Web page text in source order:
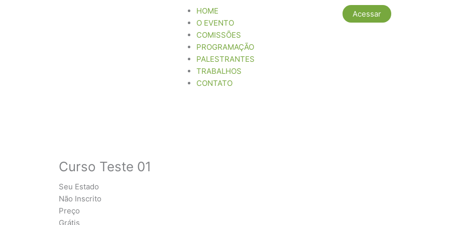
HOME
O EVENTO
COMISSÕES
PROGRAMAÇÃO
PALESTRANTES
TRABALHOS
CONTATO
Acessar
Curso Teste 01
Seu Estado
Não Inscrito
Preço
Grátis